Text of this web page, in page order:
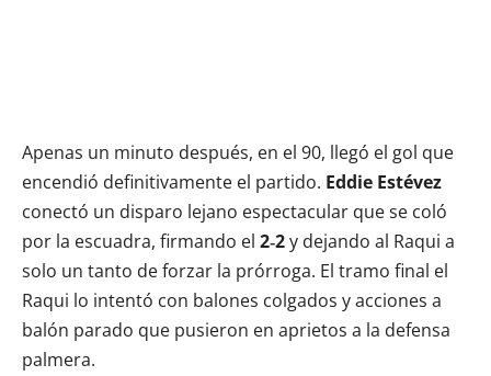
Apenas un minuto después, en el 90, llegó el gol que
encendió definitivamente el partido. Eddie Estévez
conectó un disparo lejano espectacular que se coló
por la escuadra, firmando el 2‑2y dejando al Raqui a
solo un tanto de forzar la prórroga. El tramo final el
Raqui lo intentó con balones colgados y acciones a
balón parado que pusieron en aprietos a la defensa
palmera.